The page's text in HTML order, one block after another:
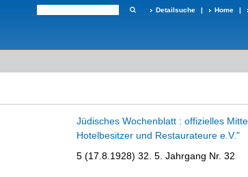
Detailsuche | Home |
Jüdisches Wochenblatt : offizielles
Hotelbesitzer und Restaurateure e.V."
5 (17.8.1928) 32. 5. Jahrgang Nr. 32